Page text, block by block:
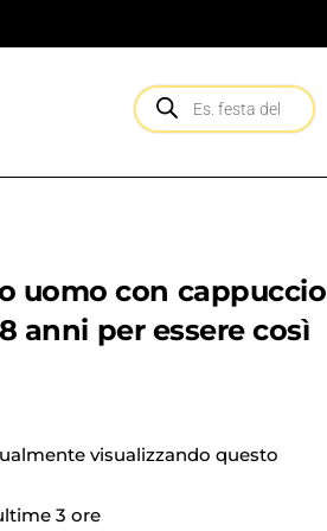
uomo con cappuccio
anni per essere così
visualizzando questo
3 ore